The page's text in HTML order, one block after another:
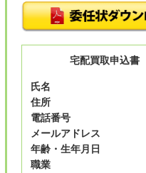
宅配買取申込書
氏名
住所
電話番号
メールアドレス
年齢・生年月日
職業